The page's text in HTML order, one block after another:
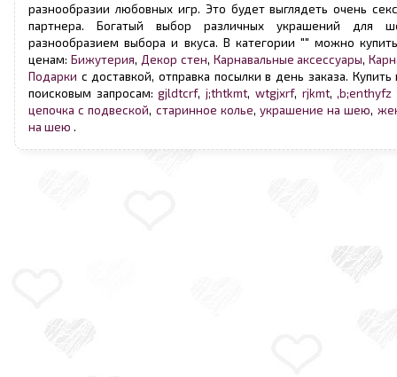
разнообразии любовных игр. Это будет выглядеть очень
партнера. Богатый выбор различных украшений для
разнообразием выбора и вкуса. В категории "" можно
ценам: Бижутерия, Декор стен, Карнавальные аксессуары,
Подарки с доставкой, отправка посылки в день заказа.
поисковым запросам:gjldtcrf,j;thtkmt, wtgjxrf, rjkmt,
цепочка с подвеской, старинное колье,украшение на шею,
на шею .